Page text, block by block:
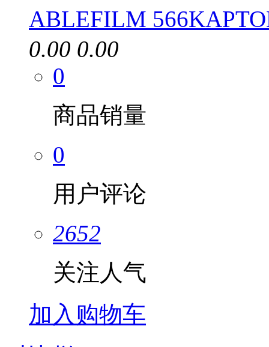
ABLEFILM
0.00 0.00
0
商品销量
0
用户评论
2652
关注人气
加入购物车